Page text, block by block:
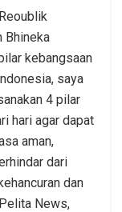
Bhineka
kebangsaan
saya
4 pilar
hari agar dapat
aman,
dari
dan
News,